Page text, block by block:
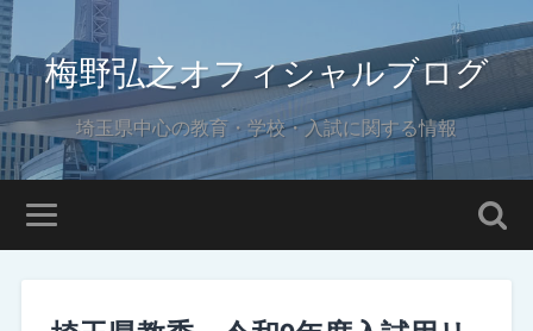
梅野弘之オフィシャルブログ
埼玉県中心の教育・学校・入試に関する情報